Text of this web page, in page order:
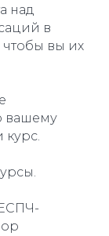
над
в
вы их
вашему